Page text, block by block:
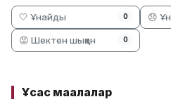
🤍 Ұнайды 0 😞
😡 Шектен шыққан 0
Ұқсас мақалалар